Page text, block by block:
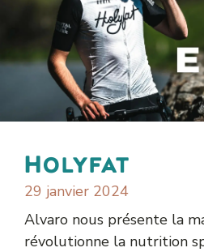
Holyfat
29 janvier 2024
Alvaro nous présente la
révolutionne la nutrition